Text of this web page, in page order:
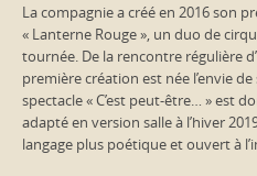
La compagnie a créé en 2016 son
« Lanterne Rouge », un duo de
tournée. De la rencontre régulière
première création est née l’envie
spectacle « C’est peut-être… » est
adapté en version salle à l’hiver
langage plus poétique et ouvert à